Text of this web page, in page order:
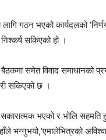
लागि गठन भएको कार्यदलको
सकिएको हो ।
समेत विवाद समाधानको
सकिएको छ ।
भएको र भोलि सहमति
भन्नुभयो,‘एमालेभित्रको